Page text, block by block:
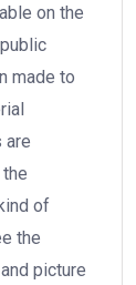
on the
made to
are
of
the
picture